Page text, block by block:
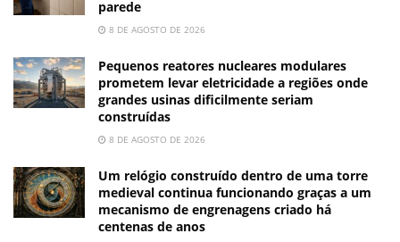
parede
8 DE AGOSTO DE 2026
Pequenos reatores nucleares modulares
prometem levar eletricidade a regiões onde
grandes usinas dificilmente seriam
construídas
8 DE AGOSTO DE 2026
Um relógio construído dentro de uma torre
medieval continua funcionando graças a um
mecanismo de engrenagens criado há
centenas de anos